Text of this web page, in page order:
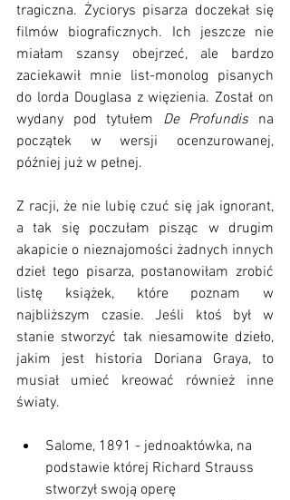
tragiczna. Życiorys pisarza doczekał się
filmów biograficznych. Ich jeszcze nie
miałam szansy obejrzeć, ale bardzo
zaciekawił mnie list-monolog pisanych
do lorda Douglasa z więzienia. Został on
wydany pod tytułem De Profundis na
początek w wersji ocenzurowanej,
później już w pełnej.
Z racji, że nie lubię czuć się jak ignorant,
a tak się poczułam pisząc w drugim
akapicie o nieznajomości żadnych innych
dzieł tego pisarza, postanowiłam zrobić
listę książek, które poznam w
najbliższym czasie. Jeśli ktoś był w
stanie stworzyć tak niesamowite dzieło,
jakim jest historia Doriana Graya, to
musiał umieć kreować również inne
światy.
Salome, 1891 - jednoaktówka, na
podstawie której Richard Strauss
stworzył swoją operę